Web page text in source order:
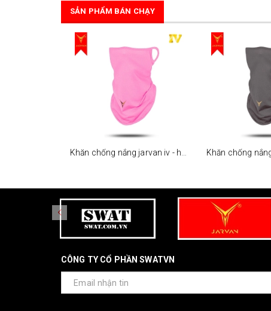
SẢN PHẨM BÁN CHẠY
Khăn chống nắng jarvan iv - hồng
CÔNG TY CỔ PHẦN SWATVN